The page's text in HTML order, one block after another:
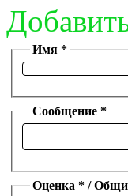
Имя *
Сообщение *
Оценка * /